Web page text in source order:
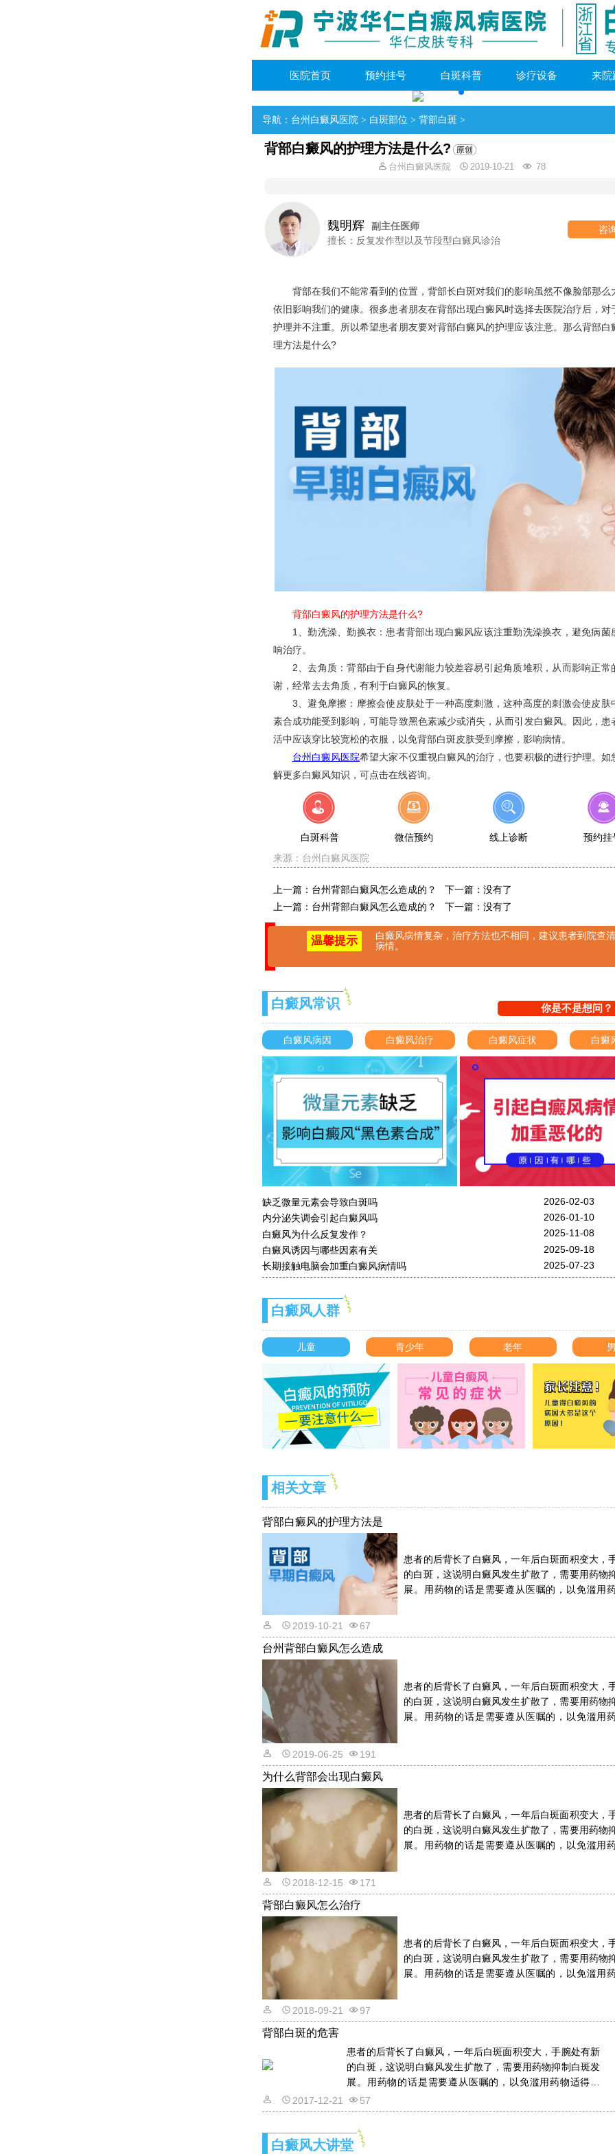
医院首页 预约挂号 白斑科普 诊疗设备 来院
导航： 台州白癜风医院 > 白斑部位 >背部白斑 >
背部白癜风的护理方法是什么?
台州白癜风医院 2019-10-21 78
咨询她
擅长：各类型白癜风诊疗
背部在我们不能常看到的位置，背部长白斑对我们的影响虽然不像脸部那么
依旧影响我们的健康。很多患者朋友在背部出现白癜风时选择去医院治疗后，对
护理并不注重。所以希望患者朋友要对背部白癜风的护理应该注意。那么背部白
理方法是什么?
背部白癜风的护理方法是什么?
1、勤洗澡、勤换衣：患者背部出现白癜风应该注重勤洗澡换衣，避免病菌
响治疗。
2、去角质：背部由于自身代谢能力较差容易引起角质堆积，从而影响正常
谢，经常去去角质，有利于白癜风的恢复。
3、避免摩擦：摩擦会使皮肤处于一种高度刺激，这种高度的刺激会使皮肤
素合成功能受到影响，可能导致黑色素减少或消失，从而引发白癜风。因此，患
活中应该穿比较宽松的衣服，以免背部白斑皮肤受到摩擦，影响病情。
台州白癜风医院希望大家不仅重视白癜风的治疗，也要积极的进行护理。如
解更多白癜风知识，可点击在线咨询。
白斑科普 微信预约 线上诊断
预约挂
来源： 台州白癜风医院
上一篇： 台州背部白癜风怎么造成的？
下一篇：没有了
上一篇： 台州背部白癜风怎么造成的？ 下一篇：没有了
温馨提示
白癜风病情复杂，治疗方法也不相同，建议患者到院查
病情。
白癜风常识 你是不是想问？
白癜风病因 白癜风治疗 白癜风症状 白癜
缺乏微量元素会导致白斑吗
2026-02-03
内分泌失调会引起白癜风吗
2026-01-10
白癜风为什么反复发作？
2025-11-08
白癜风诱因与哪些因素有关
2025-09-18
长期接触电脑会加重白癜风病情吗
2025-07-23
白癜风人群
儿童 青少年 老年
相关文章
背部白癜风的护理方法是
患者的后背长了白癜风，一年后白斑面积变大，
的白斑，这说明白癜风发生扩散了，需要用药物
展。用药物的话是需要遵从医嘱的，以免滥用
2019-10-21
67
台州背部白癜风怎么造成
患者的后背长了白癜风，一年后白斑面积变大，
的白斑，这说明白癜风发生扩散了，需要用药物
展。用药物的话是需要遵从医嘱的，以免滥用
2019-06-25 191
为什么背部会出现白癜风
患者的后背长了白癜风，一年后白斑面积变大，
的白斑，这说明白癜风发生扩散了，需要用药物
展。用药物的话是需要遵从医嘱的，以免滥用
2018-12-15 171
背部白癜风怎么治疗
患者的后背长了白癜风，一年后白斑面积变大，
的白斑，这说明白癜风发生扩散了，需要用药物
展。用药物的话是需要遵从医嘱的，以免滥用
2018-09-21 97
背部白斑的危害
患者的后背长了白癜风，一年后白斑面积变大，手腕处有新
的白斑，这说明白癜风发生扩散了，需要用药物抑制白斑发
展。用药物的话是需要遵从医嘱的，以免滥用药物适得其
反。详情请看文章介绍内容。
2017-12-21 57
白癜风大讲堂